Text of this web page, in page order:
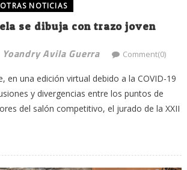
OTRAS NOTICIAS
se dibuja con trazo joven
Yoandry Avila Guerra Comment(0)
en una edición virtual debido a la COVID-19
y divergencias entre los puntos de
del salón competitivo, el jurado de la XXII